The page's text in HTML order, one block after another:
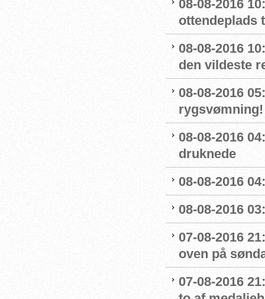
08-08-2016
ottendeplads
08-08-2016
den vildeste
08-08-2016
rygsvømning!
08-08-2016
druknede
08-08-2016
08-08-2016
07-08-2016
oven på
07-08-2016